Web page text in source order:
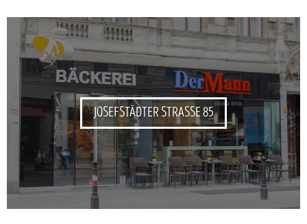
JOSEFSTÄDTER STRASSE 85